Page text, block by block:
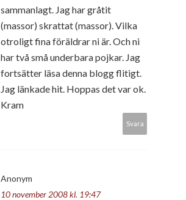
sammanlagt. Jag har gråtit
(massor) skrattat (massor). Vilka
otroligt fina föräldrar ni är. Och ni
har två små underbara pojkar. Jag
fortsätter läsa denna blogg flitigt.
Jag länkade hit. Hoppas det var ok.
Kram
Svara
Anonym
10 november 2008 kl. 19:47